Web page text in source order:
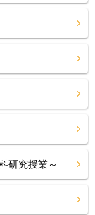
究授業～